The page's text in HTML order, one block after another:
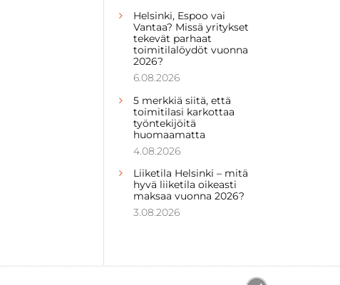
Helsinki, Espoo vai
Vantaa? Missä yritykset
tekevät parhaat
toimitilalöydöt vuonna
2026?
6.08.2026
5 merkkiä siitä, että
toimitilasi karkottaa
työntekijöitä
huomaamatta
4.08.2026
Liiketila Helsinki – mitä
hyvä liiketila oikeasti
maksaa vuonna 2026?
3.08.2026